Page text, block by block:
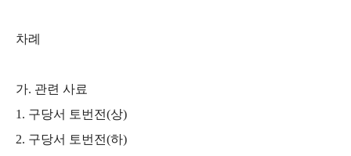
차례
가. 관련 사료
1. 구당서 토번전(상)
2. 구당서 토번전(하)